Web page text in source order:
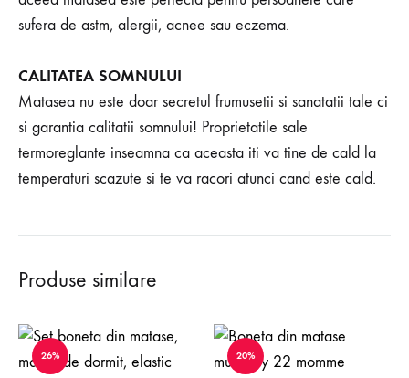
sufera de astm, alergii, acnee sau eczema.
CALITATEA SOMNULUI
Matasea nu este doar secretul frumusetii si sanatatii tale ci
si garantia calitatii somnului! Proprietatile sale
termoreglante inseamna ca aceasta iti va tine de cald la
temperaturi scazute si te va racori atunci cand este cald.
Produse similare
26% 20%